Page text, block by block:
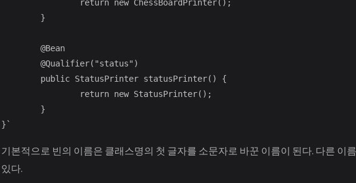
}`
기본적으로 빈의 이름은 클래스명의 첫 글자를 소문자로 바꾼 이름이 된다. 다른 이
있다.